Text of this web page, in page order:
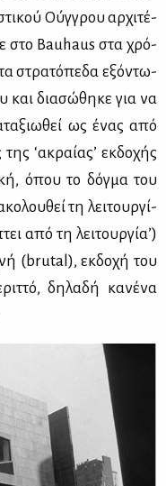
Ούγ­γρου αρ­χι­τέ­
στο Bauhaus στα χρό­
στρα­τό­πε­δα εξό­ντω­
και δια­σώ­θη­κε για να
ως ένας από
‘ακραί­α­ς’ εκ­δο­χής
όπου το δόγ­μα του
τη λει­τουρ­γί­
από τη λει­τουρ­γί­α’)
(brutal), εκ­δο­χή του
δη­λα­δή κα­νέ­να